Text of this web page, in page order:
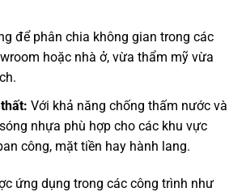
để phân chia không gian trong các
hoặc nhà ở, vừa thẩm mỹ vừa
Với khả năng chống thấm nước và
nhựa phù hợp cho các khu vực
công, mặt tiền hay hành lang.
ứng dụng trong các công trình như